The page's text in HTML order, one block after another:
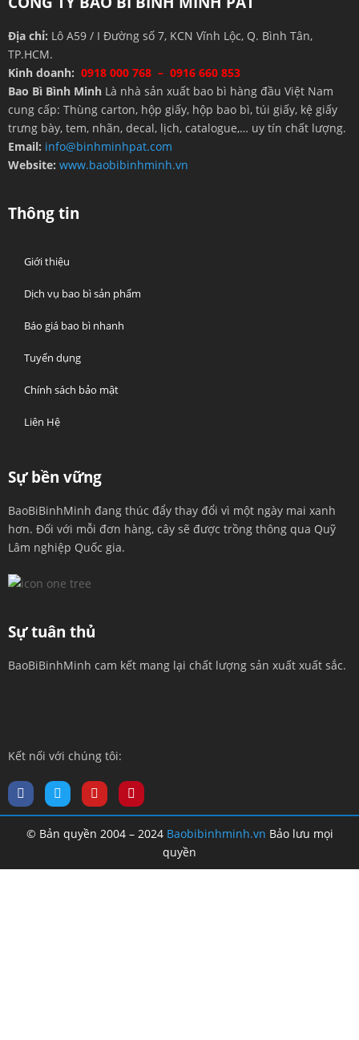
Địa chỉ: Lô A59 / I Đường số 7, KCN Vĩnh Lộc, Q. Bình Tân,
TP.HCM.
Kinh doanh: 0918 000 768 – 0916 660 853
Bao Bì Bình Minh Là nhà sản xuất bao bì hàng đầu Việt Nam
cung cấp: Thùng carton, hộp giấy, hộp bao bì, túi giấy, kệ giấy
trưng bày, tem, nhãn, decal, lịch, catalogue,… uy tín chất lượng.
Email: info@binhminhpat.com
Website: www.baobibinhminh.vn
Thông tin
Giới thiệu
Dịch vụ bao bì sản phẩm
Báo giá bao bì nhanh
Tuyển dụng
Chính sách bảo mật
Liên Hệ
Sự bền vững
BaoBiBinhMinh đang thúc đẩy thay đổi vì một ngày mai xanh
hơn. Đối với mỗi đơn hàng, cây sẽ được trồng thông qua Quỹ
Lâm nghiệp Quốc gia.
Sự tuân thủ
BaoBiBinhMinh cam kết mang lại chất lượng sản xuất xuất sắc.
Kết nối với chúng tôi:
© Bản quyền 2004 – 2024 Baobibinhminh.vn Bảo lưu mọi
quyền